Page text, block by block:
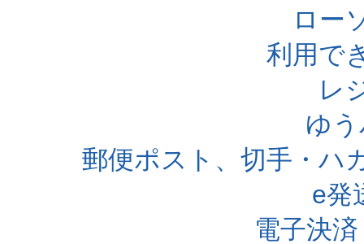
ロー
利用で
レ
ゆ
郵便ポスト、切手・ハ
e発
電子決